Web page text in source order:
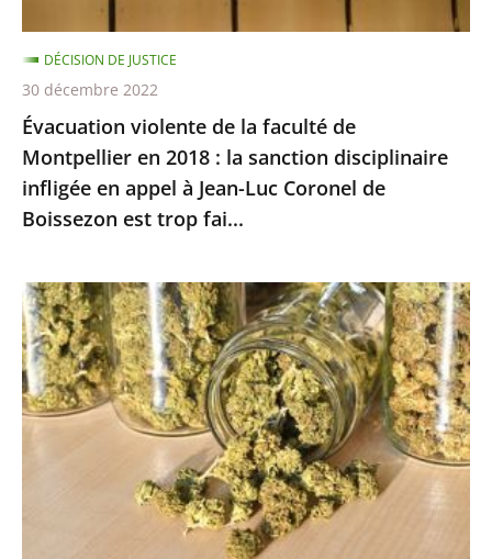
:
la
sanction
disciplinaire
infligée
en
appel
Jean-
Luc
Coronel
de
Boissezon
Évacuation violente de la faculté de
Montpellier en 2018 : la sanction disciplinaire
infligée en appel à Jean-Luc Coronel de
Boissezon est trop fai...
DÉCISION DE JUSTICE
30 décembre 2022
CBD
:
Annulation
de
l’arrêté